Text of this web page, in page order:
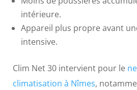
intérieure.
Appareil plus propre avant
intensive.
Clim Net 30 intervient pour le
climatisation à Nîmes,